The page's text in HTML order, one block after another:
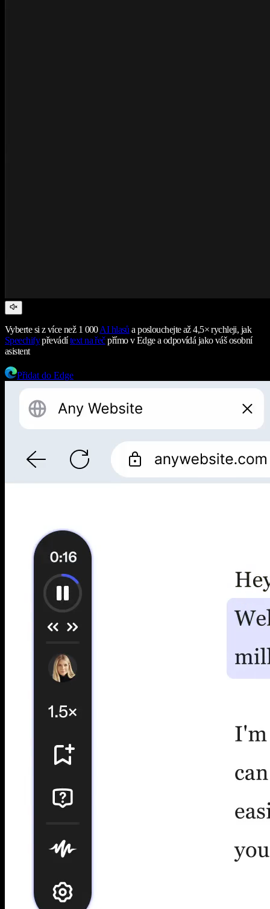
Vyberte si z více než 1 000AI hlasů a poslouchejte až 4,5× rychleji, jak
Speechifypřevádítext na řečpřímo v Edge a odpovídá jako váš osobní
asistent
Přidat do Edge